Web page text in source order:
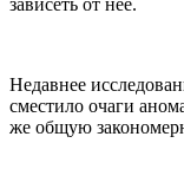
Недавнее
сместило очаги
же общую